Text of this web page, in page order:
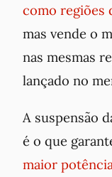
como regiões
mas vende o
nas mesmas
lançado no
A suspensão
é o que
maior